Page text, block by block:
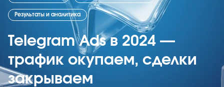
Результаты и аналитика
Telegram Ads в 2024 —
трафик окупаем, сделки
закрываем